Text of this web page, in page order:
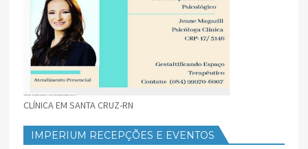
CLÍNICA EM SANTA CRUZ-RN
IMPERIUM RECEPÇÕES E EVENTOS